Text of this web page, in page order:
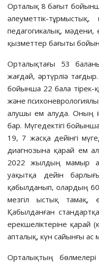
Орталық 8 бағыт
әлеуметтік-
педагогикалық, мәдени,
қызметтер бағыты
Орталықтағы 53
жағдай, әртүрліә
бойынша 22 бала
және
алушы ем алуда. Оның
бар. Мүгедектігі
19, 7 жасқа дейінгі
диагнозына қарай ем
2022 жылдың мамыр
уақытқа дейін
қабылданып, олардың
мезгіл ыстық тамақ,
Қабылданған
ерекшеліктеріне қарай
апталық, күн сайынғы ас
Орталықтың